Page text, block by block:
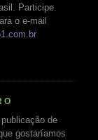
Participe.
o e-mail
de
gostaríamos